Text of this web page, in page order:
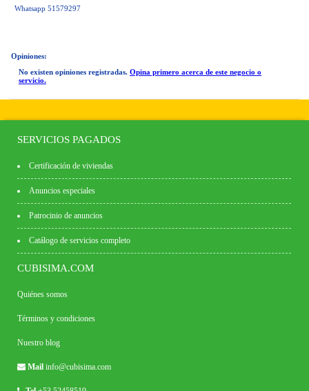
Whatsapp 51579297
Opiniones:
No existen opiniones registradas. Opina primero acerca de este negocio o
servicio.
SERVICIOS PAGADOS
Certificación de viviendas
Anuncios especiales
Patrocinio de anuncios
Catálogo de servicios completo
CUBISIMA.COM
Quiénes somos
Términos y condiciones
Nuestro blog
Mail info@cubisima.com